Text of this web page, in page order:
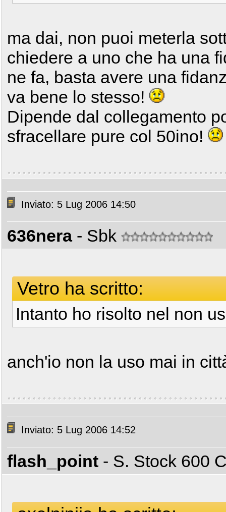
ma dai, non puoi meterla
chiedere a uno che ha una
ne fa, basta avere una
va bene lo stesso!
Dipende dal collegamento
sfracellare pure col 50ino!
Inviato: 5 Lug 2006 14:50
636nera - Sbk
Vetro ha scritto:
Intanto ho risolto nel non
anch'io non la uso mai in
Inviato: 5 Lug 2006 14:52
flash_point - S. Stock 600